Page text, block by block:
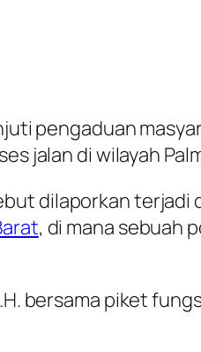
pengaduan
jalan di wilayah
dilaporkan terjadi
, di mana sebuah
bersama piket